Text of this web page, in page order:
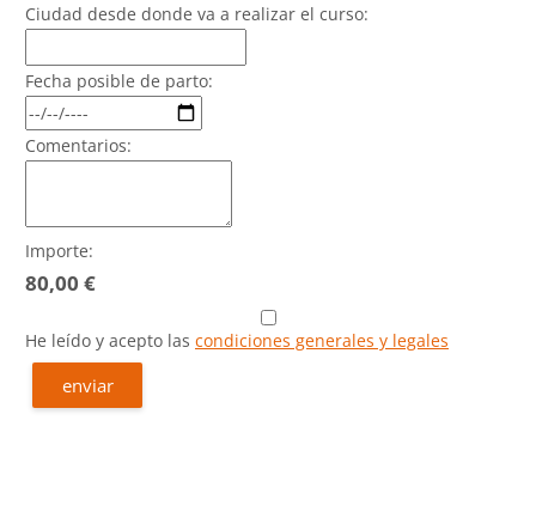
Ciudad desde donde va a realizar el curso:
Fecha posible de parto:
Comentarios:
Importe:
80,00 €
He leído y acepto las condiciones generales y legales